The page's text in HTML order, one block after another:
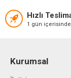
Hızlı
1 gün
Kurumsal